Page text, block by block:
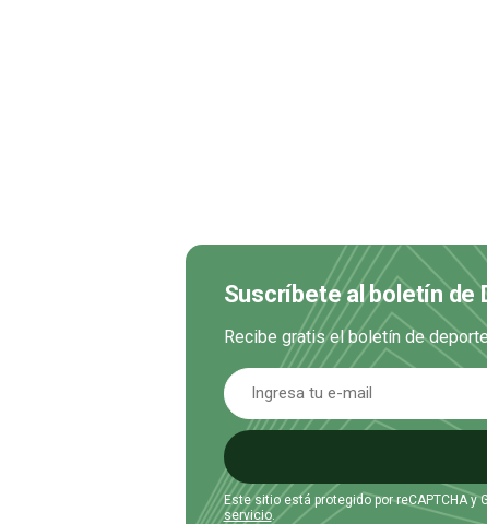
Suscríbete al boletín de
Recibe gratis el boletín de
Este sitio está protegido por reCAPTCHA y
servicio.